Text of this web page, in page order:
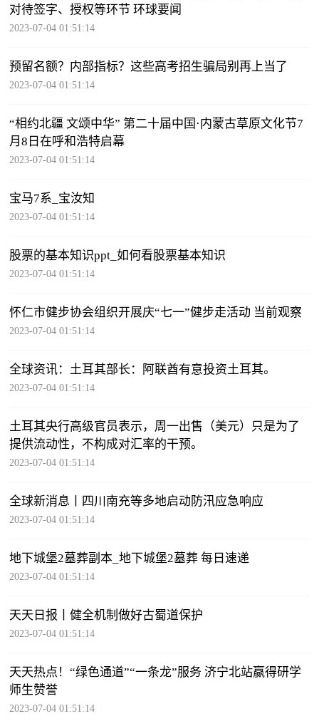
对待签字、授权等环节 环球要闻
2023-07-04 01:51:14
预留名额？内部指标？这些高考招生骗局别再上当了
2023-07-04 01:51:14
“相约北疆 文颂中华” 第二十届中国·内蒙古草原文化节7
月8日在呼和浩特启幕
2023-07-04 01:51:14
宝马7系_宝汝知
2023-07-04 01:51:14
股票的基本知识ppt_如何看股票基本知识
2023-07-04 01:51:14
怀仁市健步协会组织开展庆“七一”健步走活动 当前观察
2023-07-04 01:51:14
全球资讯：土耳其部长：阿联酋有意投资土耳其。
2023-07-04 01:51:14
土耳其央行高级官员表示，周一出售（美元）只是为了
提供流动性，不构成对汇率的干预。
2023-07-04 01:51:14
全球新消息丨四川南充等多地启动防汛应急响应
2023-07-04 01:51:14
地下城堡2墓葬副本_地下城堡2墓葬 每日速递
2023-07-04 01:51:14
天天日报丨健全机制做好古蜀道保护
2023-07-04 01:51:14
天天热点！“绿色通道”“一条龙”服务 济宁北站赢得研学
师生赞誉
2023-07-04 01:51:14